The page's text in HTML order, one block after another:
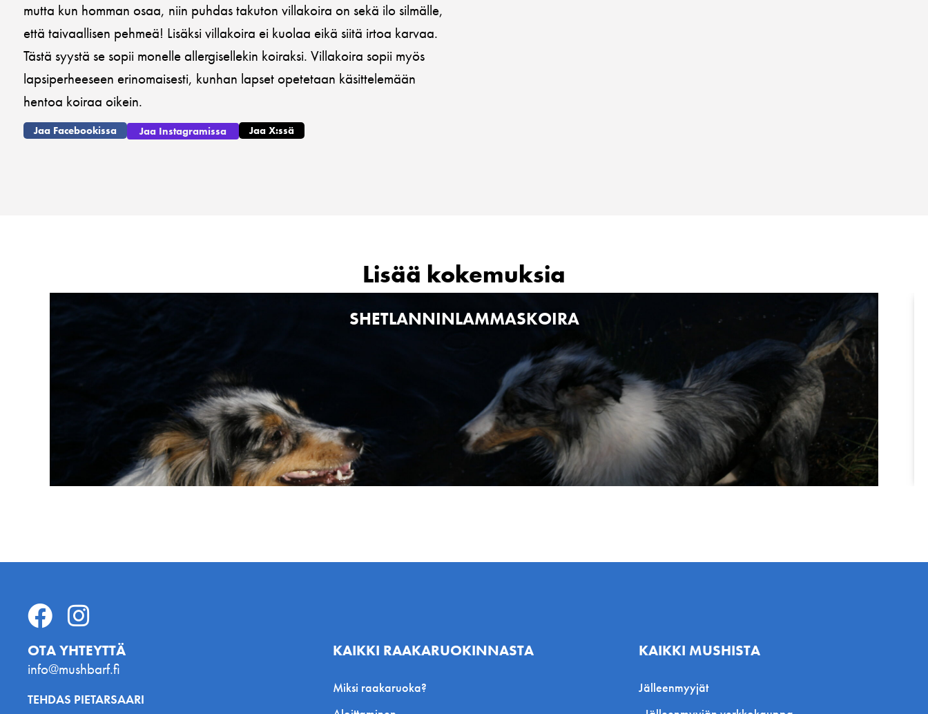
mutta kun homman osaa, niin puhdas takuton villakoira on sekä ilo silmälle,
että taivaallisen pehmeä! Lisäksi villakoira ei kuolaa eikä siitä irtoa karvaa.
Tästä syystä se sopii monelle allergisellekin koiraksi. Villakoira sopii myös
lapsiperheeseen erinomaisesti, kunhan lapset opetetaan käsittelemään
hentoa koiraa oikein.
Jaa Facebookissa Jaa Instagramissa Jaa X:ssä
Lisää kokemuksia
SHETLANNINLAMMASKOIRA
OTA YHTEYTTÄ
info@mushbarf.fi
TEHDAS PIETARSAARI
KAIKKI RAAKARUOKINNASTA
Miksi raakaruoka?
KAIKKI MUSHISTA
Jälleenmyyjät